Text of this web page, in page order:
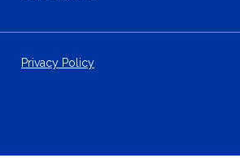
Privacy Policy